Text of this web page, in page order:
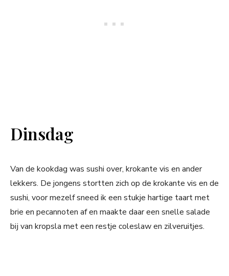
Dinsdag
Van de kookdag was sushi over, krokante vis en ander
lekkers. De jongens stortten zich op de krokante vis en de
sushi, voor mezelf sneed ik een stukje hartige taart met
brie en pecannoten af en maakte daar een snelle salade
bij van kropsla met een restje coleslaw en zilveruitjes.